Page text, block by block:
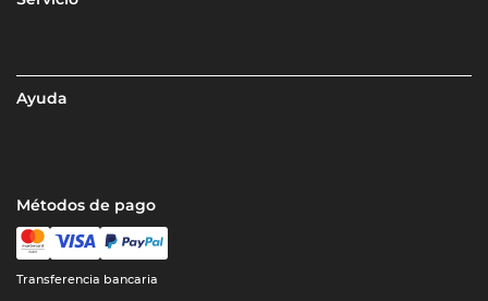
Ayuda
Métodos de pago
Transferencia bancaria